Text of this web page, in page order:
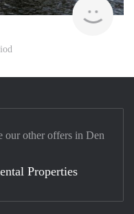
our other offers in Den
Properties